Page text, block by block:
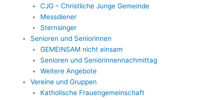
CJG – Christliche Junge Gemeinde
Messdiener
Sternsinger
Senioren und Seniorinnen
GEMEINSAM nicht einsam
Senioren und Seniorinnennachmittag
Weitere Angebote
Vereine und Gruppen
Katholische Frauengemeinschaft